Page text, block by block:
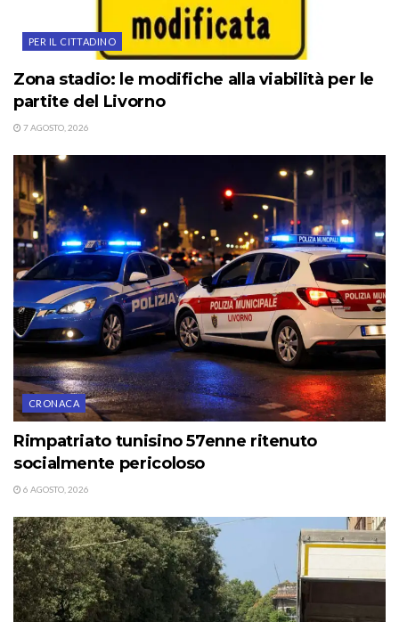
PER IL CITTADINO
Zona stadio: le modifiche alla viabilità per le
partite del Livorno
7 AGOSTO, 2026
CRONACA
Rimpatriato tunisino 57enne ritenuto
socialmente pericoloso
6 AGOSTO, 2026